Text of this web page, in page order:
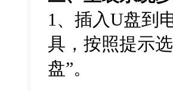
1 、插入U盘到
具，按照提示
盘”。